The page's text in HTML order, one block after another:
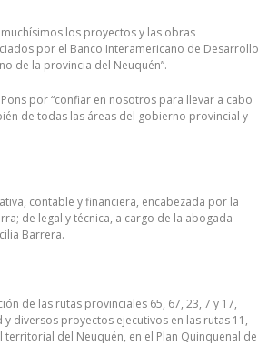
los proyectos y las obras
por el Banco Interamericano de Desarrollo
de la provincia del Neuquén”.
por “confiar en nosotros para llevar a cabo
de todas las áreas del gobierno provincial y
contable y financiera, encabezada por la
de legal y técnica, a cargo de la abogada
Barrera.
de las rutas provinciales 65, 67, 23, 7 y 17,
diversos proyectos ejecutivos en las rutas 11,
del Neuquén, en el Plan Quinquenal de